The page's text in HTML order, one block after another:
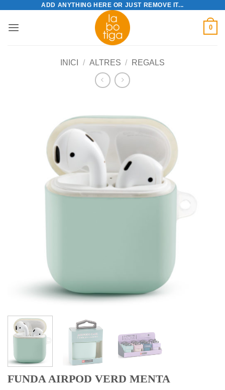
content
ADD ANYTHING HERE OR JUST REMOVE IT...
0
INICI / ALTRES / REGALS
FUNDA AIRPOD VERD MENTA